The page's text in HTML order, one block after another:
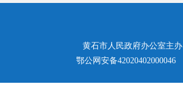
黄石市人民政府办公室主办
鄂公网安备42020402000046